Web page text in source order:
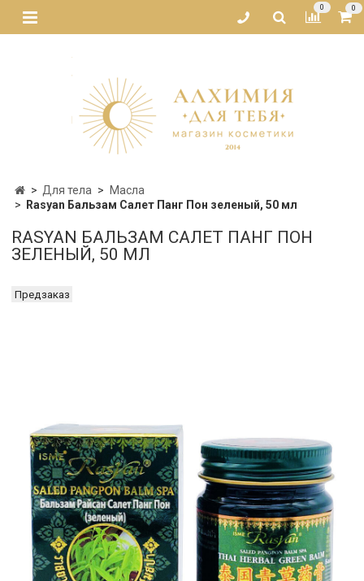
0 0
Для тела
Масла
Rasyan Бальзам Салет Панг Пон зеленый, 50 мл
RASYAN БАЛЬЗАМ САЛЕТ ПАНГ ПОН
ЗЕЛЕНЫЙ, 50 МЛ
Предзаказ